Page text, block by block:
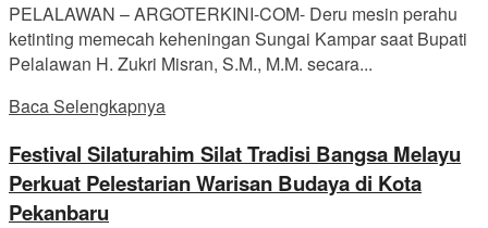
PELALAWAN – ARGOTERKINI-COM- Deru mesin perahu
ketinting memecah keheningan Sungai Kampar saat Bupati
Pelalawan H. Zukri Misran, S.M., M.M. secara...
Baca Selengkapnya
Festival Silaturahim Silat Tradisi Bangsa Melayu
Perkuat Pelestarian Warisan Budaya di Kota
Pekanbaru